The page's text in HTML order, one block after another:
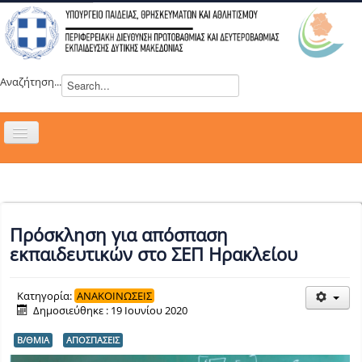
Αναζήτηση...
Εναλλαγή
ΣΥΜΒΟΥΛΙΑ
ΕΥΡΩΠΑΪΚΑ ΠΡΟΓΡΑΜΜΑΤΑ
ΔΡΑΣΕΙΣ
ΕΠΙΚΟΙΝΩΝΙΑ
Πρόσκληση για απόσπαση
εκπαιδευτικών στο ΣΕΠ Ηρακλείου
Κατηγορία: ΑΝΑΚΟΙΝΩΣΕΙΣ
Δημοσιεύθηκε : 19 Ιουνίου 2020
Β/ΘΜΙΑ ΑΠΟΣΠΑΣΕΙΣ